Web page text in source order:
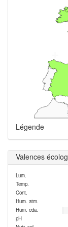
Légende
Valences
Lum.
Temp.
Cont.
Hum. atm.
Hum. eda.
pH